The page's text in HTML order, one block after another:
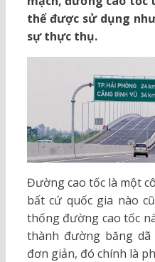
thể được sử dụng
sự thực thụ.
Đường cao tốc là một
bất cứ quốc gia nào
thống đường cao tốc
thành đường băng dã
đơn giản, đó chính là